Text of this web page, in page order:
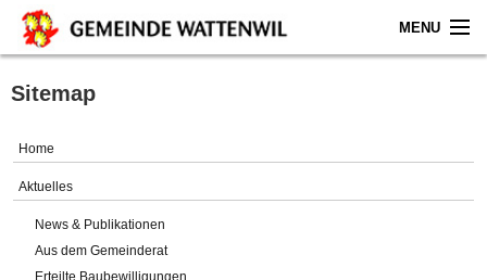
MENU
Home
Gemeinde
Sitemap
Home
Aktuelles
News & Publikationen
Aus dem Gemeinderat
Erteilte Baubewilligungen